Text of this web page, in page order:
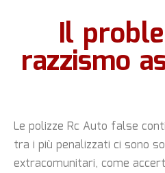
Il
razzismo
Le polizze Rc Auto false
tra i più penalizzati ci sono
extracomunitari, come